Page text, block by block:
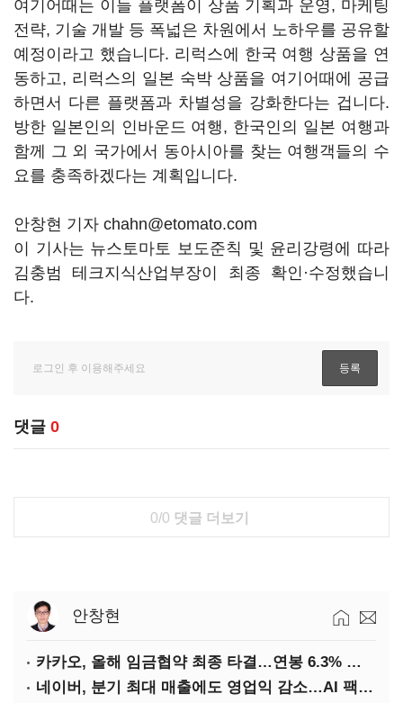
여기어때는 이들 플랫폼이 상품 기획과 운영, 마케팅
전략, 기술 개발 등 폭넓은 차원에서 노하우를 공유할
예정이라고 했습니다. 리럭스에 한국 여행 상품을 연
동하고, 리럭스의 일본 숙박 상품을 여기어때에 공급
하면서 다른 플랫폼과 차별성을 강화한다는 겁니다.
방한 일본인의 인바운드 여행, 한국인의 일본 여행과
함께 그 외 국가에서 동아시아를 찾는 여행객들의 수
요를 충족하겠다는 계획입니다.
안창현 기자 chahn@etomato.com
이 기사는 뉴스토마토 보도준칙 및 윤리강령에 따라
김충범 테크지식산업부장이 최종 확인·수정했습니
다.
댓글 0
0/0 댓글 더보기
안창현
카카오, 올해 임금협약 최종 타결…연봉 6.3% 인상·격려금 300만원
네이버, 분기 최대 매출에도 영업익 감소…AI 팩토리 속도